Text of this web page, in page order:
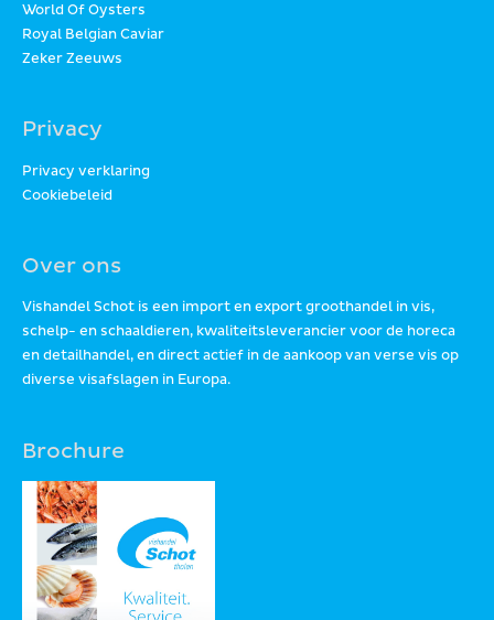
World Of Oysters
Royal Belgian Caviar
Zeker Zeeuws
Privacy
Privacy verklaring
Cookiebeleid
Over ons
Vishandel Schot is een import en export groothandel in vis,
schelp- en schaaldieren, kwaliteitsleverancier voor de horeca
en detailhandel, en direct actief in de aankoop van verse vis op
diverse visafslagen in Europa.
Brochure